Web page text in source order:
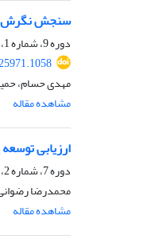
سنجش نگرش
دوره 9، شماره 1، بهار 1397، صفحه
مهدی حسام،
مشاهده مقاله
ارزیابی
دوره 7، شماره 2، تابستان 1395، صفحه
محمدرضا
مشاهده مقاله